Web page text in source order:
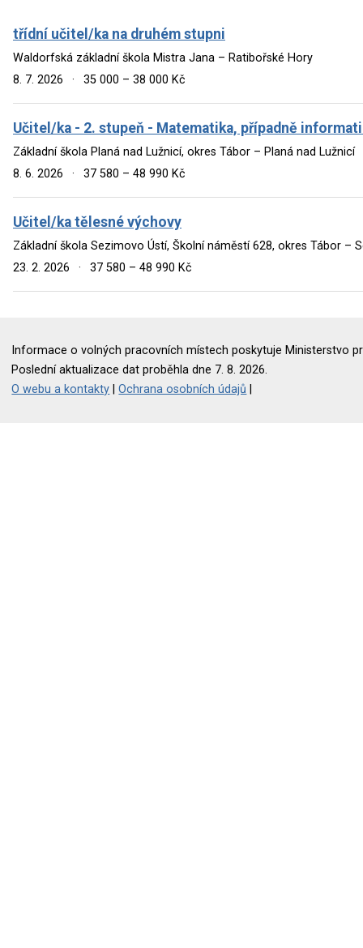
třídní učitel/ka na druhém stupni
Waldorfská základní škola Mistra Jana – Ratibořské Hory
8. 7. 2026
· 35 000 – 38 000 Kč
Učitel/ka - 2. stupeň - Matematika, případně
Základní škola Planá nad Lužnicí, okres Tábor – Planá nad Lužnicí
8. 6. 2026
· 37 580 – 48 990 Kč
Učitel/ka tělesné výchovy
Základní škola Sezimovo Ústí, Školní náměstí 628, okres Tábor –
23. 2. 2026
· 37 580 – 48 990 Kč
Informace o volných pracovních místech poskytuje Ministerstvo
Poslední aktualizace dat proběhla dne 7. 8. 2026.
O webu a kontakty |Ochrana osobních údajů